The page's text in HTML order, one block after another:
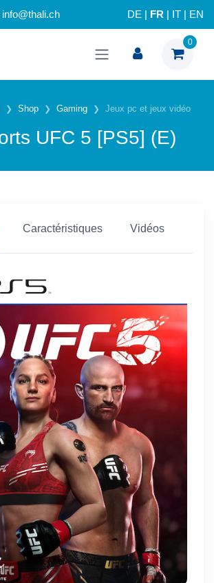
DE FR IT EN
0
Shop Gaming Jeux pc et jeux vidéo
UFC 5 [PS5] (E)
Caractéristiques Vidéos